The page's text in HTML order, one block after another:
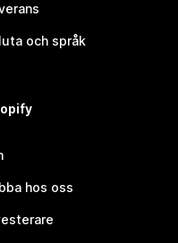
och språk
hos oss